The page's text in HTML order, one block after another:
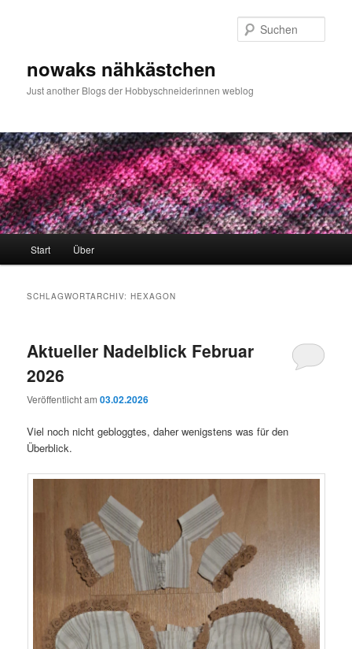
nowaks nähkästchen
Just another Blogs der Hobbyschneiderinnen weblog
Start Über
SCHLAGWORTARCHIV:HEXAGON
Aktueller Nadelblick Februar
2026
Veröffentlicht am03.02.2026
Viel noch nicht gebloggtes, daher wenigstens was für den
Überblick.